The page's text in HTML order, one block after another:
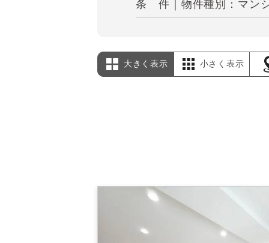
条 件｜物件種別：マン
大きく表示 小さく表示